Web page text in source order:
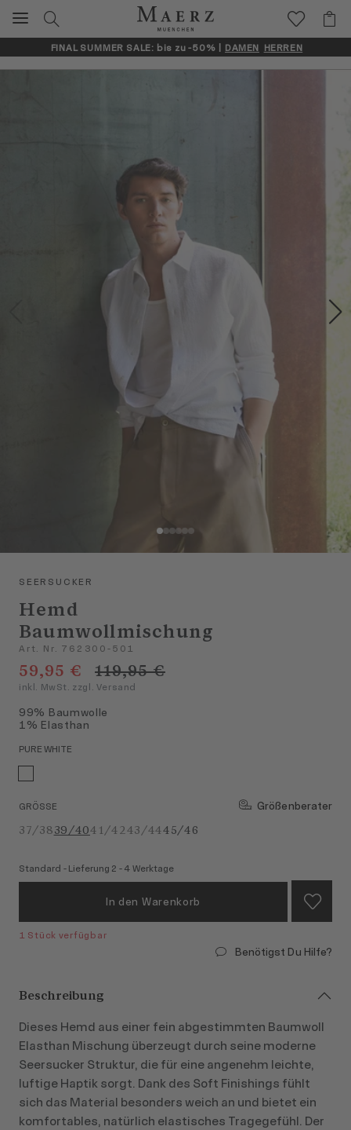
FINAL SUMMER SALE: bis zu -50% | DAMEN HERREN
SEERSUCKER
Hemd
Baumwollmischung
Art. Nr. 762300-501
59,95 € 119,95 €
inkl. MwSt. zzgl. Versand
99% Baumwolle
1% Elasthan
PURE WHITE
GRÖSSE
Größenberater
37/3839/4041/4243/4445/46
Standard - Lieferung 2 - 4 Werktage
In den Warenkorb
1 Stück verfügbar
Benötigst Du Hilfe?
Beschreibung
Dieses Hemd aus einer fein abgestimmten Baumwoll
Elasthan Mischung überzeugt durch seine moderne
Seersucker Struktur, die für eine angenehm leichte,
luftige Haptik sorgt. Dank des Soft Finishings fühlt
sich das Material besonders weich an und bietet ein
komfortables, natürlich elastisches Tragegefühl. Der